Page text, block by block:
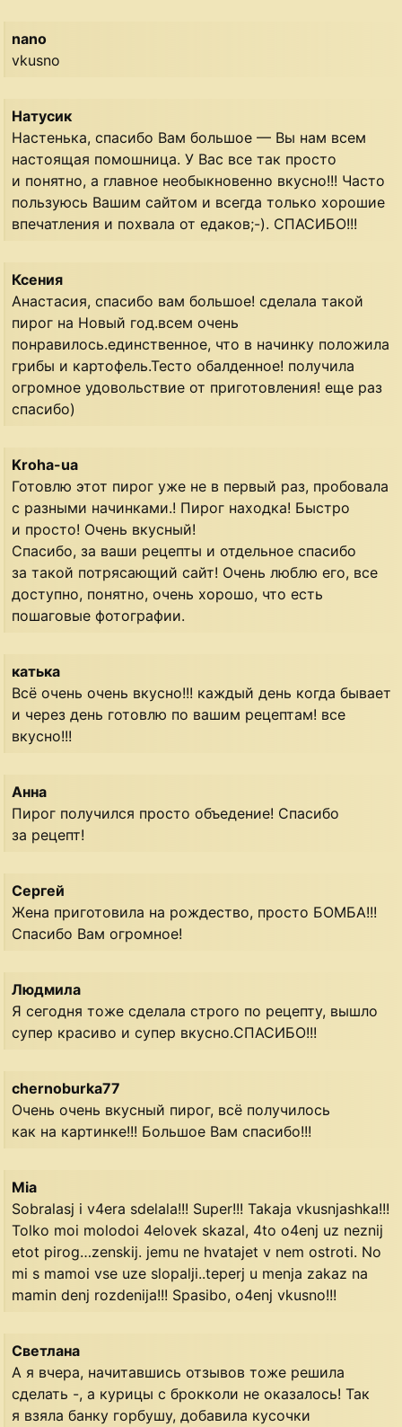
nano
vkusno
Натусик
Настенька, спасибо Вам большое — Вы нам всем
настоящая помошница. У Вас все так просто
и понятно, а главное необыкновенно вкусно!!! Часто
пользуюсь Вашим сайтом и всегда только хорошие
впечатления и похвала от едаков;-). СПАСИБО!!!
Ксения
Анастасия, спасибо вам большое! сделала такой
пирог на Новый год.всем очень
понравилось.единственное, что в начинку положила
грибы и картофель.Тесто обалденное! получила
огромное удовольствие от приготовления! еще раз
спасибо)
Kroha-ua
Готовлю этот пирог уже не в первый раз, пробовала
с разными начинками.! Пирог находка! Быстро
и просто! Очень вкусный!
Спасибо, за ваши рецепты и отдельное спасибо
за такой потрясающий сайт! Очень люблю его, все
доступно, понятно, очень хорошо, что есть
пошаговые фотографии.
катька
Всё очень очень вкусно!!! каждый день когда бывает
и через день готовлю по вашим рецептам! все
вкусно!!!
Анна
Пирог получился просто объедение! Спасибо
за рецепт!
Сергей
Жена приготовила на рождество, просто БОМБА!!!
Спасибо Вам огромное!
Людмила
Я сегодня тоже сделала строго по рецепту, вышло
супер красиво и супер вкусно.СПАСИБО!!!
chernoburka77
Очень очень вкусный пирог, всё получилось
как на картинке!!! Большое Вам спасибо!!!
Mia
Sobralasj i v4era sdelala!!! Super!!! Takaja vkusnjashka!!!
Tolko moi molodoi 4elovek skazal, 4to o4enj uz neznij
etot pirog…zenskij. jemu ne hvatajet v nem ostroti. No
mi s mamoi vse uze slopalji..teperj u menja zakaz na
mamin denj rozdenija!!! Spasibo, o4enj vkusno!!!
Светлана
А я вчера, начитавшись отзывов тоже решила
сделать -, а курицы с брокколи не оказалось! Так
я взяла банку горбушу, добавила кусочки